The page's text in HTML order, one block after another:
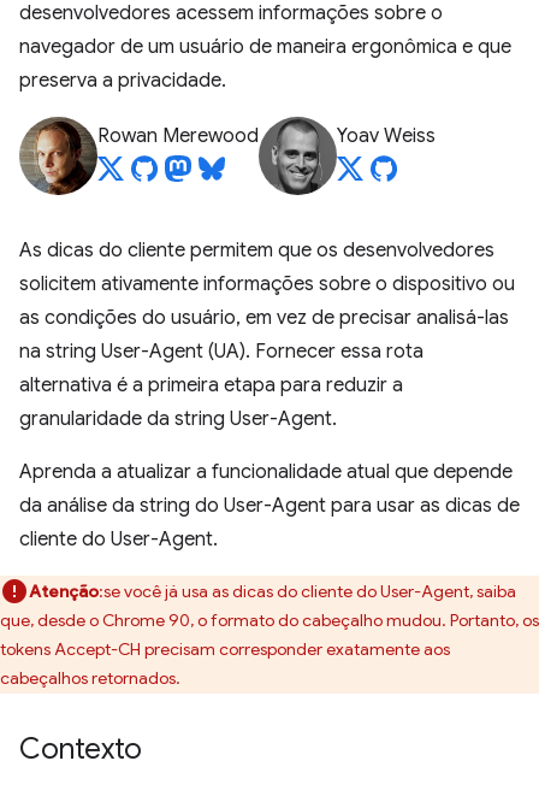
desenvolvedores acessem informações sobre o
navegador de um usuário de maneira ergonômica e que
preserva a privacidade.
Rowan Merewood Yoav Weiss
As dicas do cliente permitem que os desenvolvedores
solicitem ativamente informações sobre o dispositivo ou
as condições do usuário, em vez de precisar analisá-las
na string User-Agent (UA). Fornecer essa rota
alternativa é a primeira etapa para reduzir a
granularidade da string User-Agent.
Aprenda a atualizar a funcionalidade atual que depende
da análise da string do User-Agent para usar as dicas de
cliente do User-Agent.
Atenção:se você já usa as dicas do cliente do User-Agent, saiba
que, desde o Chrome 90, o formato do cabeçalho mudou. Portanto, os
tokens Accept-CH precisam corresponder exatamente aos
cabeçalhos retornados.
Contexto